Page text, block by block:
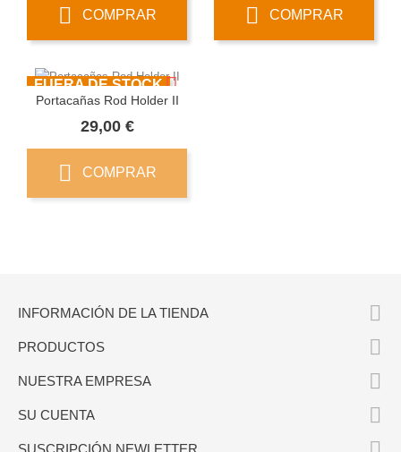
COMPRAR COMPRAR
FUERA DE STOCK
Portacañas Rod Holder II
29,00 €Precio
COMPRAR
INFORMACIÓN DE LA TIENDA 
PRODUCTOS 
NUESTRA EMPRESA 
SU CUENTA 
SUSCRIPCIÓN NEWLETTER